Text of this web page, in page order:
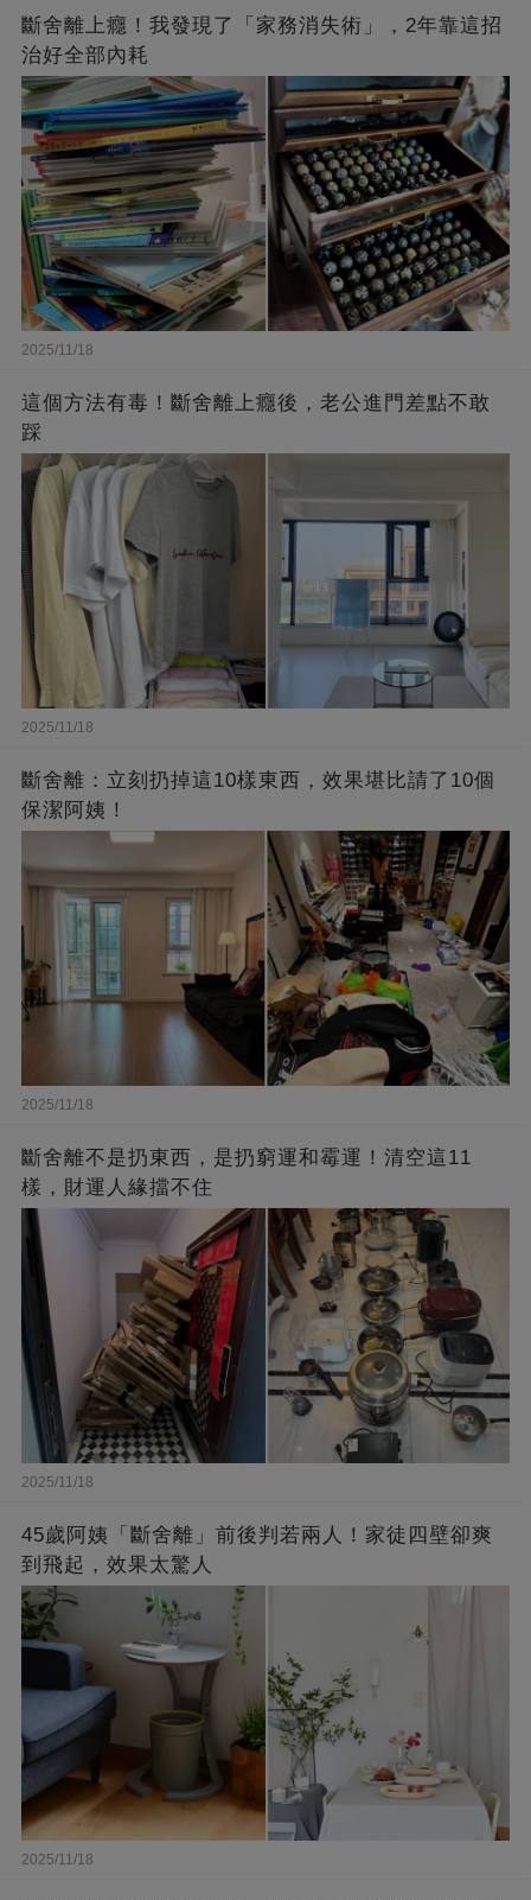
斷舍離上癮！我發現了「家務消失術」，2年靠這招
治好全部內耗
2025/11/18
這個方法有毒！斷舍離上癮後，老公進門差點不敢
踩
2025/11/18
斷舍離：立刻扔掉這10樣東西，效果堪比請了10個
保潔阿姨！
2025/11/18
斷舍離不是扔東西，是扔窮運和霉運！清空這11
樣，財運人緣擋不住
2025/11/18
45歲阿姨「斷舍離」前後判若兩人！家徒四壁卻爽
到飛起，效果太驚人
2025/11/18